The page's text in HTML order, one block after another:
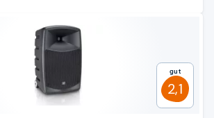
Gut
2,1